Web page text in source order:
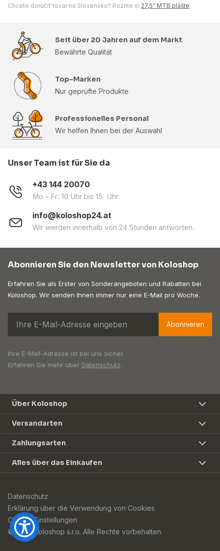
Chcete doručiť tovar na Slovensko? Pozrite si 27,5" MTB plášte
Seit über 20 Jahren auf dem Markt
Bewährte Qualität
Top-Marken
Nur geprüfte Produkte
Professionelles Personal
Wir helfen Ihnen bei der Auswahl
Unser Team ist für Sie da
+43 144 20070
Mo - Fr: 10 Uhr bis 15 Uhr
info@koloshop24.at
Wir werden innerhalb von 24 Stunden antworten.
Abonnieren Sie den Newsletter von Koloshop
Erfahren Sie als Erster von Sonderangeboten und Rabatten bei
Koloshop. Wir senden Ihnen immer nur eine E-Mail pro Woche.
Abonnieren
Ihre E-Mail-Adresse ist bei uns sicher.
Erfahren Sie mehr über Datenschutz.
Über Koloshop
Versandarten
Zahlungsarten
Alles über das Einkaufen
Datenschutz
Erklärung über die Verwendung von Cookies
Cookie-Einstellungen
© 2026 Koloshop s.r.o. Alle Rechte vorbehalten.